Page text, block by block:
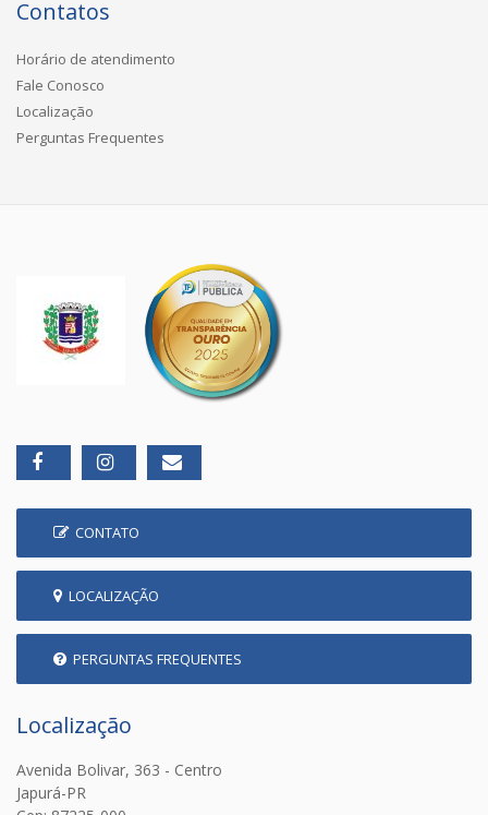
Contatos
Horário de atendimento
Fale Conosco
Localização
Perguntas Frequentes
CONTATO
LOCALIZAÇÃO
PERGUNTAS FREQUENTES
Localização
Avenida Bolivar, 363 - Centro
Japurá-PR